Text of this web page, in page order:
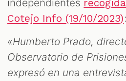
independientes
Cotejo Info (19/10/2023):
«Humberto Prado,
Observatorio de
expresó en una